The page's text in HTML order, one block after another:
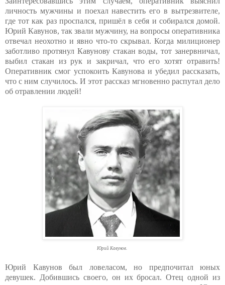
личность мужчины и поехал навестить его в вытрезвителе,
где тот как раз проспался, пришёл в себя и собирался домой.
Юрий Кавунов, так звали мужчину, на вопросы оперативника
отвечал неохотно и явно что-то скрывал. Когда милиционер
заботливо протянул Кавунову стакан воды, тот занервничал,
выбил стакан из рук и закричал, что его хотят отравить!
Оперативник смог успокоить Кавунова и убедил рассказать,
что с ним случилось. И этот рассказ мгновенно распутал дело
об отравлении людей!
Юрий Кавунов.
Юрий Кавунов был ловеласом, но предпочитал юных
девушек. Добившись своего, он их бросал. Отец одной из